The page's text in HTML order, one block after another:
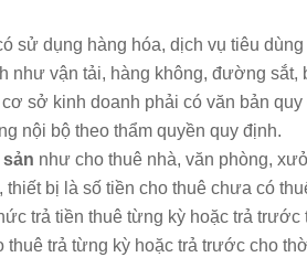
sử dụng hàng hóa, dịch vụ tiêu
như vận tải, hàng không, đường sắt,
sở kinh doanh phải có văn bản
nội bộ theo thẩm quyền quy định.
như cho thuê nhà, văn phòng,
bị là số tiền cho thuê chưa có
trả tiền thuê từng kỳ hoặc trả trước
thuê trả từng kỳ hoặc trả trước cho